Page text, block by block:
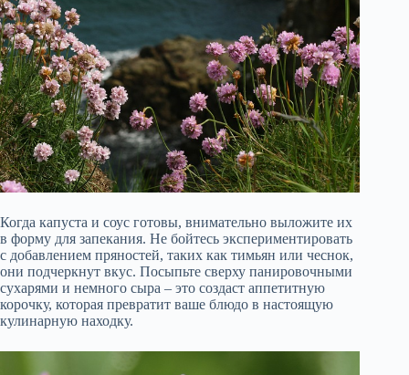
Когда капуста и соус готовы, внимательно выложите их
в форму для запекания. Не бойтесь экспериментировать
с добавлением пряностей, таких как тимьян или чеснок,
они подчеркнут вкус. Посыпьте сверху панировочными
сухарями и немного сыра – это создаст аппетитную
корочку, которая превратит ваше блюдо в настоящую
кулинарную находку.